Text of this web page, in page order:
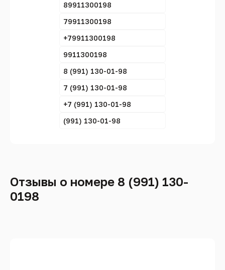
89911300198
79911300198
+79911300198
9911300198
8 (991) 130-01-98
7 (991) 130-01-98
+7 (991) 130-01-98
(991) 130-01-98
Отзывы о номере 8 (991) 130-
0198